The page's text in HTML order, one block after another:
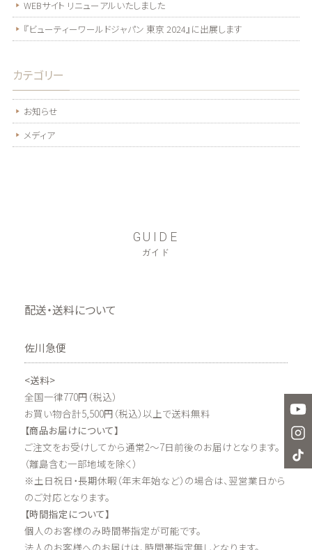
WEBサイト リニューアルいたしました
『ビューティーワールドジャパン 東京 2024』に出展します
カテゴリー
お知らせ
メディア
GUIDE
ガイド
配送・送料について
佐川急便
<送料>
全国一律770円（税込）
お買い物合計5,500円（税込）以上で送料無料
【商品お届けについて】
ご注文をお受けしてから通常2～7日前後のお届けとなります。
（離島含む一部地域を除く）
※土日祝日・長期休暇（年末年始など）の場合は、翌営業日から
のご対応となります。
【時間指定について】
個人のお客様のみ時間帯指定が可能です。
法人のお客様へのお届けは、時間帯指定無しとなります。